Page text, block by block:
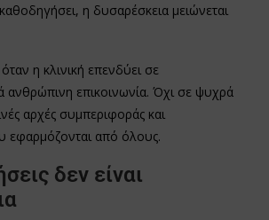
η δυσαρέσκεια μειώνεται
η κλινική επενδύει σε
ανθρώπινη επικοινωνία. Όχι σε ψυχρά
αρχές συμπεριφοράς και
από όλους.
δεν είναι